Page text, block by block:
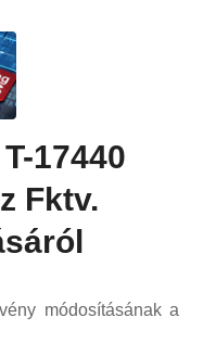
17440
Fktv.
módosításának a